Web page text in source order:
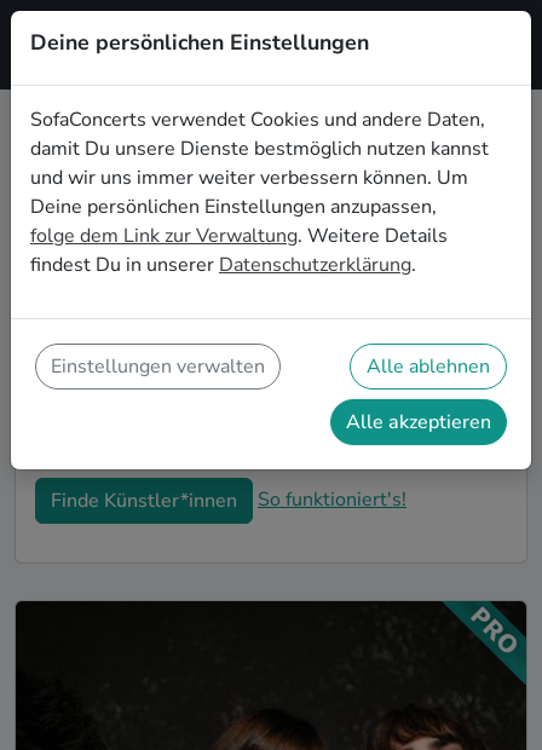
Registrieren
Experimentelle Live-Musik für den
60. Geburtstag in Ulm
Schon wieder ist ein Jahrzehnt vergangen und Dein
nächster runder Geburtstag steht an? Ein Konzert ist
eine ganz besondere Art und Weise zu feiern. Ob
kleine Gartenparty oder Feier mit der ganzen
Nachbarschaft: Auf SofaConcerts findest Du tolle
Experimentelle Live-Acts, die perfekt zu Deiner 60.
Finde Künstler*innen So funktioniert's!
Deine persönlichen Einstellungen
SofaConcerts verwendet Cookies und andere Daten,
damit Du unsere Dienste bestmöglich nutzen kannst
und wir uns immer weiter verbessern können. Um
Deine persönlichen Einstellungen anzupassen,
folge dem Link zur Verwaltung. Weitere Details
findest Du in unserer Datenschutzerklärung.
Einstellungen verwalten Alle ablehnen
Alle akzeptieren